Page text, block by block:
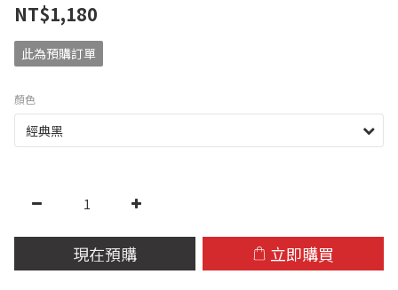
NT$1,180
此為預購訂單
顏色
現在預購 立即購買